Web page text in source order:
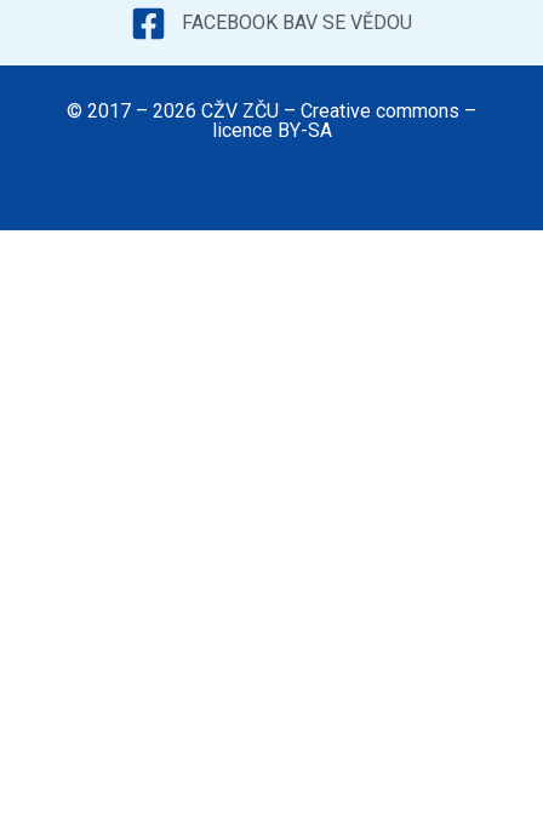
FACEBOOK BAV SE VĚDOU
© 2017 – 2026 CŽV ZČU – Creative commons –
licence BY-SA